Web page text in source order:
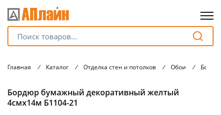
Главная / Каталог / Отделка стен и потолков / Обои /
Бордюр бумажный декоративный желтый
4смх14м Б1104-21
оплатуна части